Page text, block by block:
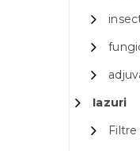
Iazuri
Filtre